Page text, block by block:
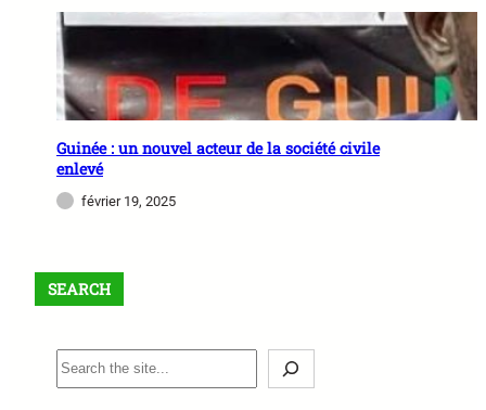
Guinée : un nouvel acteur de la société civile
enlevé
février 19, 2025
SEARCH
S
e